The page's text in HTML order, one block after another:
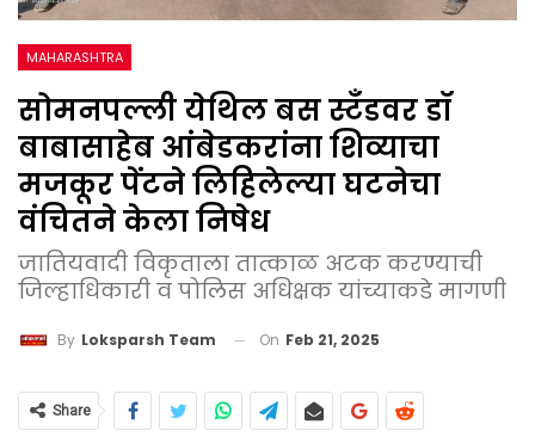
MAHARASHTRA
सोमनपल्ली येथिल बस स्टॅंडवर डॉ
बाबासाहेब आंबेडकरांना शिव्याचा
मजकूर पेंटने लिहिलेल्या घटनेचा
वंचितने केला निषेध
जातियवादी विकृताला तात्काळ अटक करण्याची
जिल्हाधिकारी व पोलिस अधिक्षक यांच्याकडे मागणी
By Loksparsh Team On Feb 21, 2025
Share